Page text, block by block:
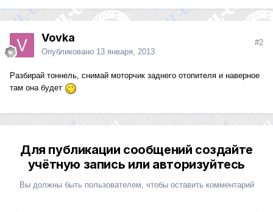
Vovka
Опубликовано 13 января, 2013
#2
Разбирай тоннель, снимай моторчик заднего отопителя и наверное
там она будет
Для публикации сообщений создайте
учётную запись или авторизуйтесь
Вы должны быть пользователем, чтобы оставить комментарий